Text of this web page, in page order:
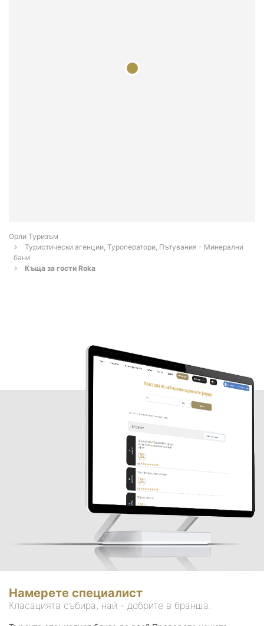
Орли Туризъм
Туристически агенции, Туроператори, Пътувания - Минерални
бани
Къща за гости Roka
Намерете специалист
Класацията събира, най - добрите в бранша.